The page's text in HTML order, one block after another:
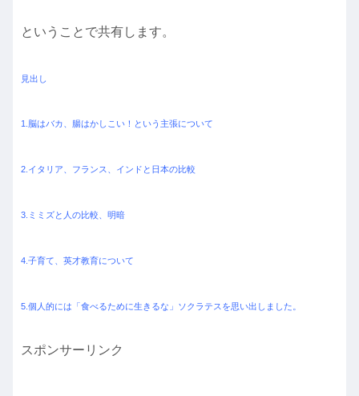
ということで共有します。
見出し
1.脳はバカ、腸はかしこい！という主張について
2.イタリア、フランス、インドと日本の比較
3.ミミズと人の比較、明暗
4.子育て、英才教育について
5.個人的には「食べるために生きるな」ソクラテスを思い出しました。
スポンサーリンク